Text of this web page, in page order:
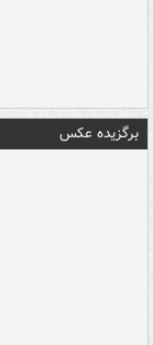
برگزیده عکس